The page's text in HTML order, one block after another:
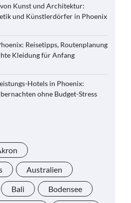
Kunst und Architektur:
und Künstlerdörfer in Phoenix
Reisetipps, Routenplanung
Kleidung für Anfang
Hotels in Phoenix:
ohne Budget-Stress
Australien
Bali Bodensee